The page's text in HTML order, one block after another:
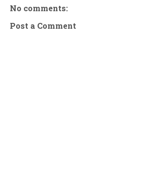
No comments:
Post a Comment